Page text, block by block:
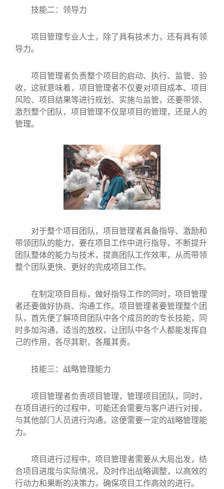
技能二：领导力
项目管理专业人士，除了具有技术力，还有具有领
导力。
项目管理者负责整个项目的启动、执行、监管、验
收，这就意味着，项目管理者不仅要对项目成本、项目
风险、项目结果等进行规划、实施与监管，还要带领、
激烈整个团队，项目管理不仅是项目的管理，还是人的
管理。
对于整个项目团队，项目管理者具备指导、激励和
带领团队的能力，要在项目工作中进行指导，不断提升
团队整体的能力与技术，提高团队工作效率，从而带领
整个团队更快、更好的完成项目工作。
在制定项目目标，做好指导工作的同时，项目管理
者还要做好协商、沟通工作。项目管理者要管理整个团
队，首先便了解项目团队中各个成员的的专长技能，同
时多加沟通，适当的放权，让团队中各个人都能发挥自
己的作用，各尽其职，各履其责。
技能三：战略管理能力
项目管理者负责项目管理，管理项目团队，同时，
在项目进行的过程中，可能还会需要与客户进行对接，
与其他部门人员进行沟通，这便需要一定的战略管理能
力。
项目进行过程中，项目管理者需要从大局出发，结
合项目进度与实际情况，及时作出战略调整，以高效的
行动力和果断的决策力，确保项目工作高效的进行。